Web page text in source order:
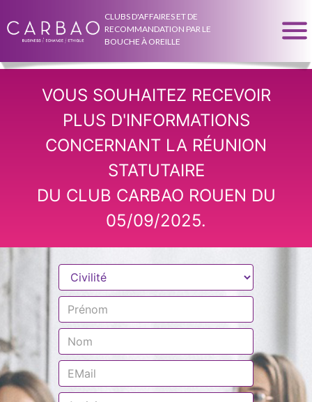
CLUBS D'AFFAIRES ET DE
RECOMMANDATION PAR LE
BOUCHE À OREILLE
VOUS SOUHAITEZ RECEVOIR
PLUS D'INFORMATIONS
CONCERNANT LA RÉUNION
STATUTAIRE
DU CLUB CARBAO ROUEN DU
05/09/2025.